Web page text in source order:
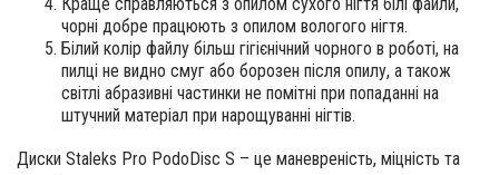
чорні добре працюють з опилом вологого нігтя.
Білий колір файлу більш гігієнічний чорного в роботі, на
пилці не видно смуг або борозен після опилу, а також
світлі абразивні частинки не помітні при попаданні на
штучний матеріал при нарощуванні нігтів.
Диски Staleks Pro PodoDisc S – це маневреність, міцність та